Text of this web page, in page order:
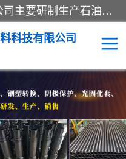
成都名腾热缩材料科技有限公司​主要研制生产石油、气钢质管道、管件的防腐、补伤、补口、市政排水、塑料检查井等用热缩套及市政排水管道不锈钢卡箍。产品包含：不锈钢卡箍、钢塑转换、光固化套、聚乙烯热收缩带、聚乙烯热收缩套、冷缠胶粘带、热收缩套、热收缩带、热收缩缠绕带、防腐热收缩带、热缩缠绕带、热缩套、热缩带等。
科技有限公司
热收缩带（开口套）
穿墙热缩套管